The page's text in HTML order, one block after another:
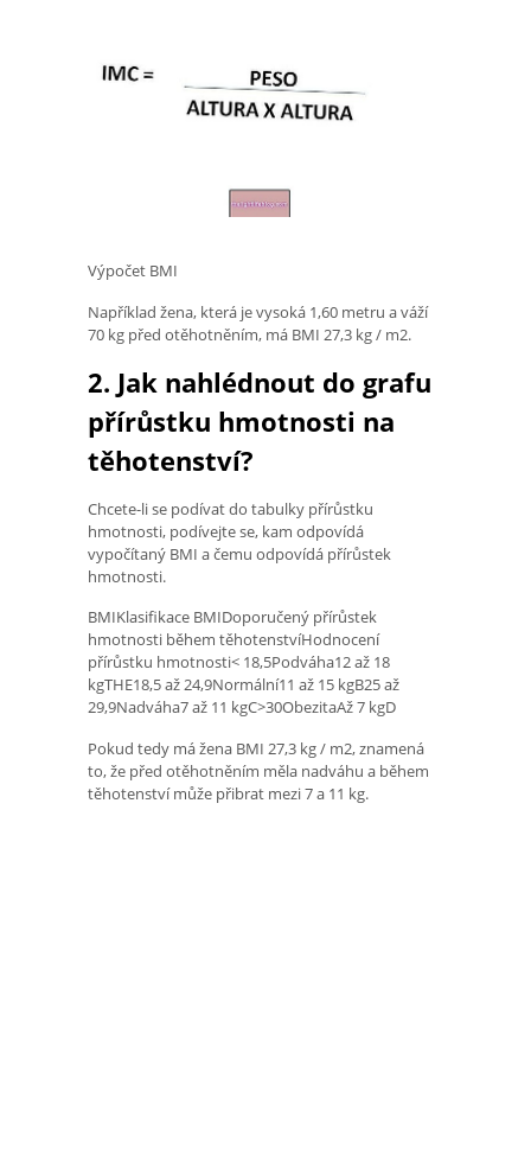
Výpočet BMI
Například žena, která je vysoká 1,60 metru a váží
70 kg před otěhotněním, má BMI 27,3 kg / m2.
2. Jak nahlédnout do grafu
přírůstku hmotnosti na
těhotenství?
Chcete-li se podívat do tabulky přírůstku
hmotnosti, podívejte se, kam odpovídá
vypočítaný BMI a čemu odpovídá přírůstek
hmotnosti.
BMIKlasifikace BMIDoporučený přírůstek
hmotnosti během těhotenstvíHodnocení
přírůstku hmotnosti< 18,5Podváha12 až 18
kgTHE18,5 až 24,9Normální11 až 15 kgB25 až
29,9Nadváha7 až 11 kgC>30ObezitaAž 7 kgD
Pokud tedy má žena BMI 27,3 kg / m2, znamená
to, že před otěhotněním měla nadváhu a během
těhotenství může přibrat mezi 7 a 11 kg.